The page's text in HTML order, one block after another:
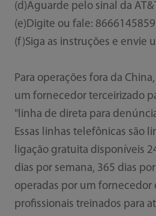
(d)Aguarde pelo sinal da
(e)Digite ou fale: 8666145859
(f)Siga as instruções e envie
Para operações fora da
um fornecedor terceirizado
"linha de direta para
Essas linhas telefônicas são
ligação gratuita disponíveis
dias por semana, 365 dias
operadas por um fornecedor
profissionais treinados para